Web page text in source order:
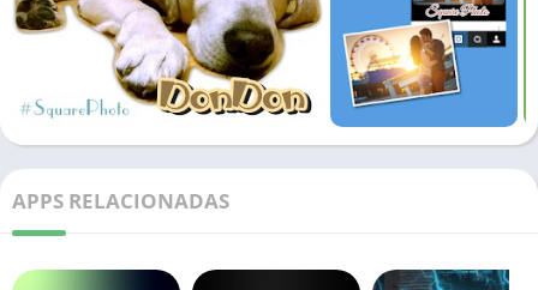
APPS RELACIONADAS